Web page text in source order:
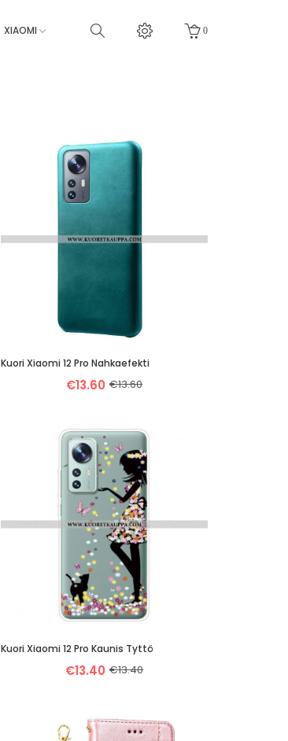
XIAOMI 0
Kuori Xiaomi 12 Pro Nahkaefekti
€13.60 €13.60
Kuori Xiaomi 12 Pro Kaunis Tyttö
€13.40 €13.40